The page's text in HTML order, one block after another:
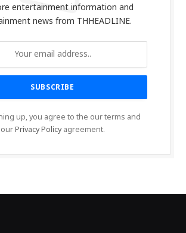
entertainment information and
news from THHEADLINE.
up, you agree to the our terms and
ourPrivacy Policyagreement.